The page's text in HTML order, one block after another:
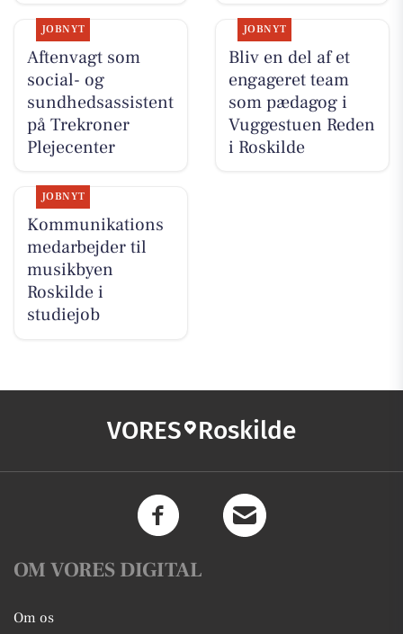
JOBNYT
Aftenvagt som
social- og
sundhedsassistent
på Trekroner
Plejecenter
JOBNYT
Bliv en del af et
engageret team
som pædagog i
Vuggestuen Reden
i Roskilde
JOBNYT
Kommunikations
medarbejder til
musikbyen
Roskilde i
studiejob
VORES Roskilde
OM VORES DIGITAL
Om os